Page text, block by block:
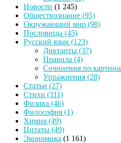
Новости (1 245)
Обществознание (95)
Окружающий мир (98)
Пословицы (45)
Русский язык (123)
Диктанты (37)
Правила (4)
Сочинения по
Упражнения (28)
Статьи (27)
Стихи (311)
Физика (46)
Философия (1)
Химия (49)
Цитаты (49)
Экономика (1 161)